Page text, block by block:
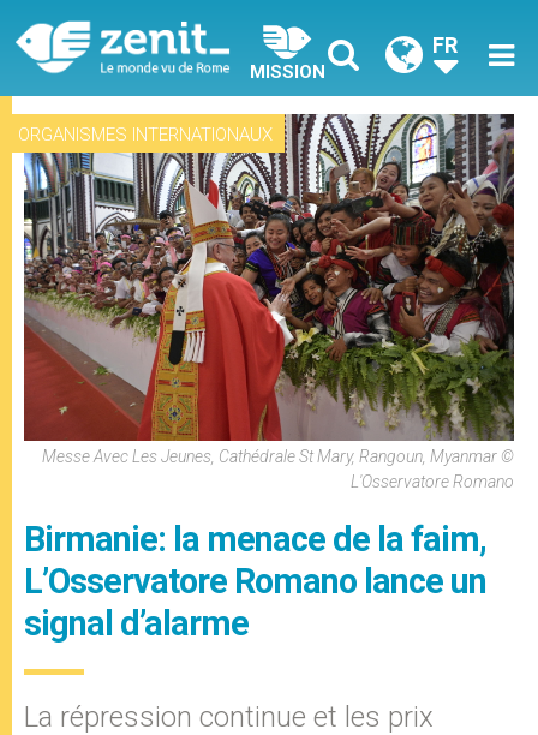
MISSION
FR
ORGANISMES INTERNATIONAUX
Messe Avec Les Jeunes, Cathédrale St Mary, Rangoun, Myanmar ©
L'Osservatore Romano
Birmanie: la menace de la faim,
L’Osservatore Romano lance un
signal d’alarme
La répression continue et les prix